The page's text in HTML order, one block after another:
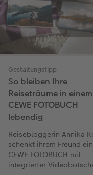
Gestaltungstipp
So bleiben Ihre
Reiseträume in einem
CEWE FOTOBUCH
lebendig
Reisebloggerin Annika
schenkt ihrem Freund ein
CEWE FOTOBUCH mit
integrierter